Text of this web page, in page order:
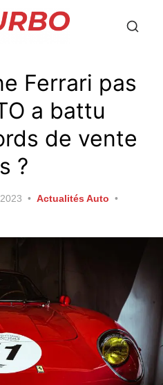
Ferrari pas
a battu
de vente
?
Actualités Auto